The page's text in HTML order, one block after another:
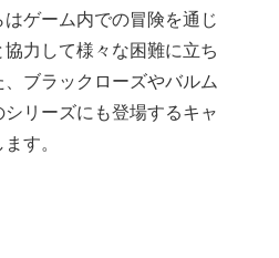
ゲーム内での冒険を通じ
力して様々な困難に立ち
ブラックローズやバルム
リーズにも登場するキャ
す。